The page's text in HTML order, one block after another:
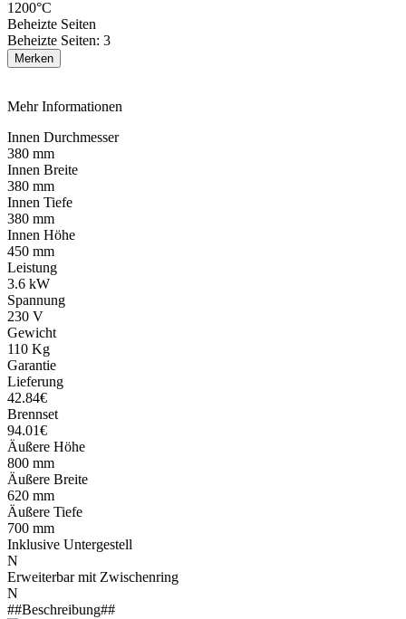
1200°C
Beheizte Seiten
Beheizte Seiten: 3
Merken
Mehr Informationen
Innen Durchmesser
380 mm
Innen Breite
380 mm
Innen Tiefe
380 mm
Innen Höhe
450 mm
Leistung
3.6 kW
Spannung
230 V
Gewicht
110 Kg
Garantie
Lieferung
42.84€
Brennset
94.01€
Äußere Höhe
800 mm
Äußere Breite
620 mm
Äußere Tiefe
700 mm
Inklusive Untergestell
N
Erweiterbar mit Zwischenring
N
##Beschreibung##